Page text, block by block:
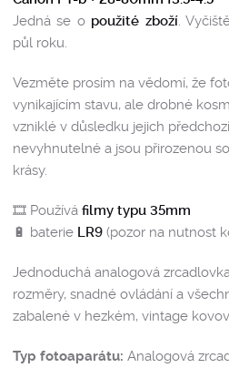
Jedná se o použité zboží.
půl roku.
Vezměte prosím na vědomí, že
vynikajícím stavu, ale drobné
vzniklé v důsledku jejich
nevyhnutelné a jsou přirozenou
krásy.
🎞️ Používáfilmy typu 35mm
🔋 baterie LR9 (pozor na nutnost
Jednoduchá analogová
rozměry, snadné ovládání a
zabalené v hezkém, vintage
Typ fotoaparátu: Analogová